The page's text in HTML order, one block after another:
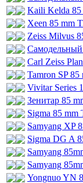
Kaili Kelda 85
Xeen 85 mm
Zeiss Milvus
Самодельный
Carl Zeiss
Tamron SP
Vivitar Series
Зенитар 85
Sigma 85 mm
Samyang XP
Sigma DG A
Samyang
Samyang
Yongnuo YN